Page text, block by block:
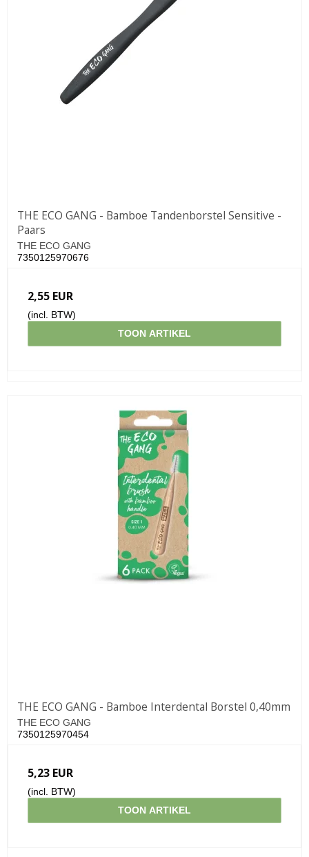
THE ECO GANG - Bamboe Tandenborstel Sensitive -
Paars
THE ECO GANG
7350125970676
2,55 EUR
(incl. BTW)
TOON ARTIKEL
THE ECO GANG - Bamboe Interdental Borstel 0,40mm
THE ECO GANG
7350125970454
5,23 EUR
(incl. BTW)
TOON ARTIKEL